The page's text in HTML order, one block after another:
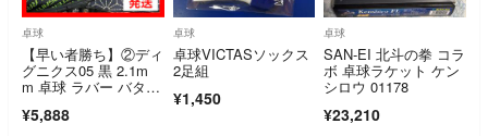
卓球
【早い者勝ち】②ディ
グニクス05 黒 2.1m
m 卓球 ラバー バタフ
¥5,888
卓球
卓球VICTASソックス
2足組
¥1,450
卓球
SAN-EI 北斗の拳 コラ
ボ 卓球ラケット ケン
シロウ 01178
¥23,210